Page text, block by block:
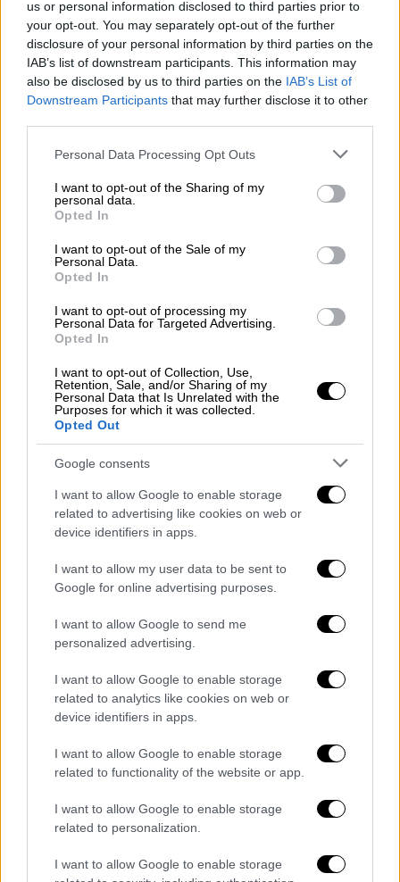
us or personal information disclosed to third parties prior to
your opt-out. You may separately opt-out of the further
disclosure of your personal information by third parties on the
IAB’s list of downstream participants. This information may
also be disclosed by us to third parties on the IAB’s List of
Downstream Participants that may further disclose it to other
Please note that this website/app uses one or more Google
not limited to your visit or usage behaviour. You may click to
grant or deny consent to Google and its third-party tags to
use your data for below specified purposes in below Google
consent section.
Personal Data Processing Opt Outs
I want to opt-out of the Sharing of my
personal data.
Opted In
I want to opt-out of the Sale of my
Personal Data.
Opted In
I want to opt-out of processing my
Personal Data for Targeted Advertising.
Opted In
I want to opt-out of Collection, Use,
Retention, Sale, and/or Sharing of my
Personal Data that Is Unrelated with the
Purposes for which it was collected.
Opted Out
Google consents
I want to allow Google to enable storage
related to advertising like cookies on web or
device identifiers in apps.
I want to allow my user data to be sent to
Google for online advertising purposes.
I want to allow Google to send me
personalized advertising.
I want to allow Google to enable storage
related to analytics like cookies on web or
device identifiers in apps.
I want to allow Google to enable storage
related to functionality of the website or app.
I want to allow Google to enable storage
related to personalization.
I want to allow Google to enable storage
Αλέξανδρος Ρήγας και Δημήτρης Αποστόλου
φέρνουν στο τηλεοπτικό «τραπέζι» της
ΕΡΤ1 την «Τούρτα της μαμάς»
Τηλεόραση| 11.10.2020 11:49
Η Τούρτα της Μαμάς: Πρεμιέρα, καστ
και πρώτα πλάνα από τα γυρίσματα της
σειράς
Ο Αλέξανδρος Ρήγας και ο Δημήτρης
Αποστόλου ενώνουν τις δυνάμεις τους ξανά
και δημιουργούν την «Τούρτα της μαμάς»
ΕΡΤ: Έρχεται η «Τούρτα της μαμάς» των
Ρήγα